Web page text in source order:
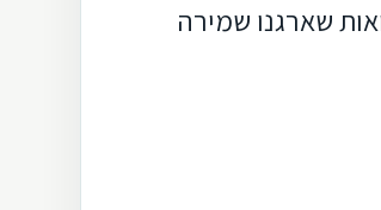
שארגנו שמירה